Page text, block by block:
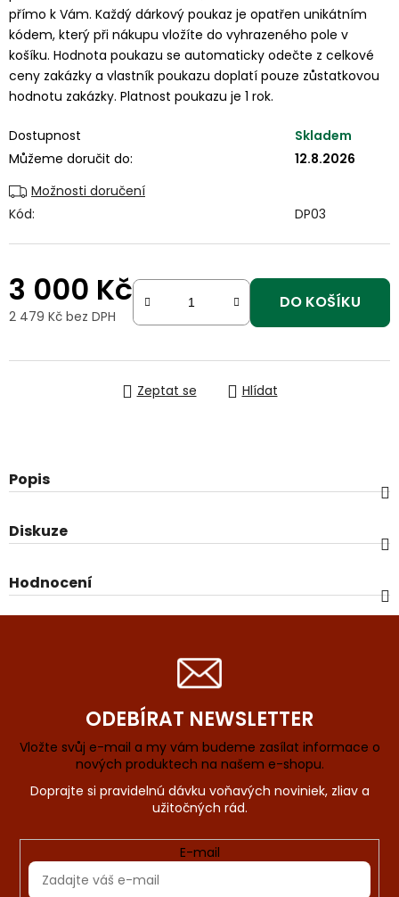
přímo k Vám. Každý dárkový poukaz je opatřen unikátním
kódem, který při nákupu vložíte do vyhrazeného pole v
košíku. Hodnota poukazu se automaticky odečte z celkové
ceny zakázky a vlastník poukazu doplatí pouze zůstatkovou
hodnotu zakázky. Platnost poukazu je 1 rok.
Dostupnost
Skladem
Můžeme doručit do:
12.8.2026
Možnosti doručení
Kód:
DP03
3 000 Kč
2 479 Kč bez DPH
DO KOŠÍKU
Zeptat se Hlídat
Popis
Diskuze
Hodnocení
ODEBÍRAT NEWSLETTER
Vložte svůj e-mail a my vám budeme zasílat informace o
nových produktech na našem e-shopu.
E-mail